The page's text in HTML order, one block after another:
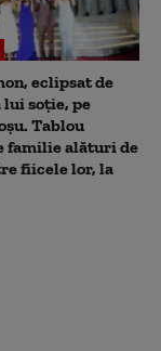
eclipsat de
lui soție, pe
Tablou
familie alături de
fiicele lor, la